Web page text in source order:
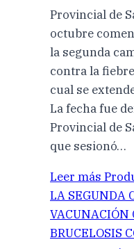
Provincial de
octubre
la segunda
contra la
cual se
La fecha fue
Provincial de
que sesionó…
Leer más
LA SEGUNDA
VACUNACIÓN
BRUCELOSIS